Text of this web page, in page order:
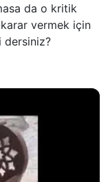
da o kritik
karar vermek için
dersiniz?